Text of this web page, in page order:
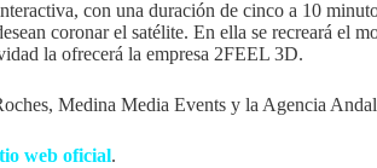
con una duración de cinco a 10
coronar el satélite. En ella se recreará el
la ofrecerá la empresa 2FEEL 3D.
Medina Media Events y la Agencia
web oficial.